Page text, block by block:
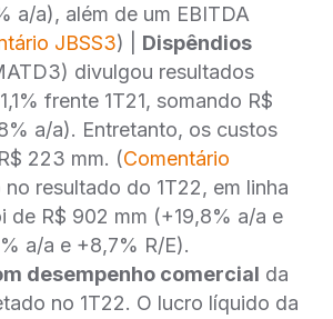
a/a), além de um EBITDA
JBSS3) | Dispêndios
divulgou resultados
frente 1T21, somando R$
a/a). Entretanto, os custos
223 mm. (Comentário
resultado do 1T22, em linha
de R$ 902 mm (+19,8% a/a e
a/a e +8,7% R/E).
desempenho comercial da
no 1T22. O lucro líquido da